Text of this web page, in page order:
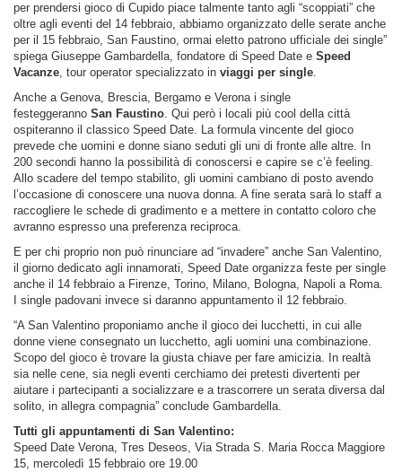
per prendersi gioco di Cupido piace talmente tanto agli “scoppiati” che
oltre agli eventi del 14 febbraio, abbiamo organizzato delle serate anche
per il 15 febbraio, San Faustino, ormai eletto patrono ufficiale dei single”
spiega Giuseppe Gambardella, fondatore di Speed Date e Speed
Vacanze, tour operator specializzato in viaggi per single.
Anche a Genova, Brescia, Bergamo e Verona i single
festeggeranno San Faustino. Qui però i locali più cool della città
ospiteranno il classico Speed Date. La formula vincente del gioco
prevede che uomini e donne siano seduti gli uni di fronte alle altre. In
200 secondi hanno la possibilità di conoscersi e capire se c’è feeling.
Allo scadere del tempo stabilito, gli uomini cambiano di posto avendo
l’occasione di conoscere una nuova donna. A fine serata sarà lo staff a
raccogliere le schede di gradimento e a mettere in contatto coloro che
avranno espresso una preferenza reciproca.
E per chi proprio non può rinunciare ad “invadere” anche San Valentino,
il giorno dedicato agli innamorati, Speed Date organizza feste per single
anche il 14 febbraio a Firenze, Torino, Milano, Bologna, Napoli a Roma.
I single padovani invece si daranno appuntamento il 12 febbraio.
“A San Valentino proponiamo anche il gioco dei lucchetti, in cui alle
donne viene consegnato un lucchetto, agli uomini una combinazione.
Scopo del gioco è trovare la giusta chiave per fare amicizia. In realtà
sia nelle cene, sia negli eventi cerchiamo dei pretesti divertenti per
aiutare i partecipanti a socializzare e a trascorrere un serata diversa dal
solito, in allegra compagnia” conclude Gambardella.
Tutti gli appuntamenti di San Valentino:
Speed Date Verona, Tres Deseos, Via Strada S. Maria Rocca Maggiore
15, mercoledì 15 febbraio ore 19.00